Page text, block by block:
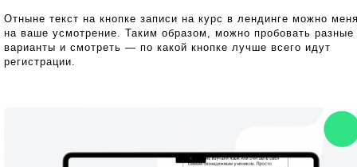
Отныне текст на кнопке записи на курс в лендинге можно
на ваше усмотрение. Таким образом, можно пробовать разные
варианты и смотреть — по какой кнопке лучше всего идут
регистрации.